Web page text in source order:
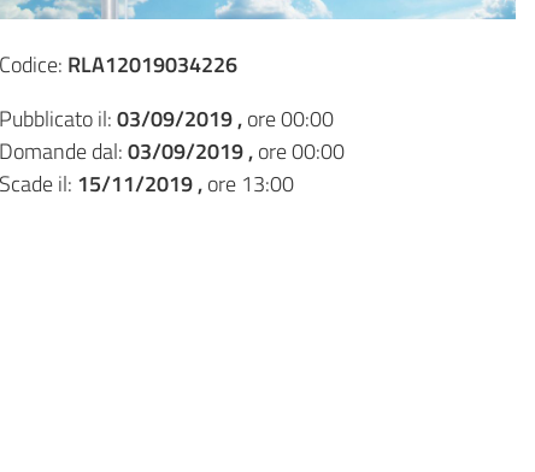
Codice: RLA12019034226
Pubblicato il:03/09/2019 ,ore 00:00
Domande dal:03/09/2019 ,ore 00:00
Scade il: 15/11/2019 ,ore 13:00